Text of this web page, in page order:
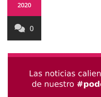
2020
0